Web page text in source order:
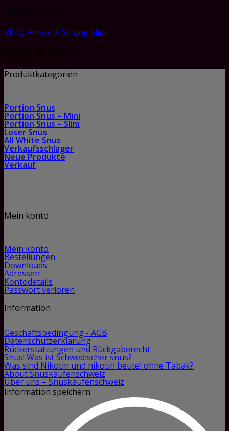
VELO Freeze X-Strong Slim
Produktkategorien
Portion Snus
Portion Snus – Mini
Portion Snus – Slim
Loser Snus
All White Snus
Verkaufsschlager
Neue Produkte
Verkauf
Mein konto
Mein konto
Bestellungen
Downloads
Adressen
Kontodetails
Passwort verloren
Information
Geschäftsbedingung - AGB
Datenschutzerklärung
Rückerstattungen und Rückgaberecht
Snus! Was ist Schwedischer snus?
Was sind Nikotin und nikotin beutel ohne Tabak?
About Snuskaufenschweiz
Über uns – Snuskaufenschweiz
Information speichern